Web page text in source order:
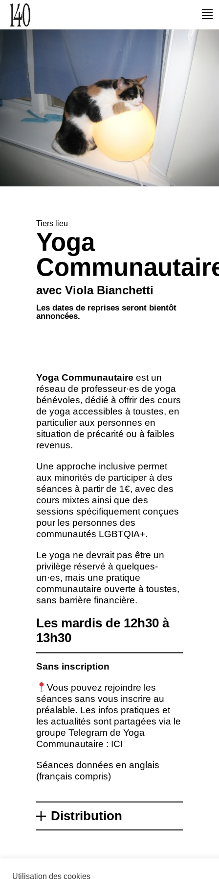
Tiers lieu
Yoga
avec Viola Bianchetti
Les dates de reprises seront bientôt
annoncées.
Yoga Communautaire est un
réseau de professeur·es de yoga
bénévoles, dédié à offrir des cours
de yoga accessibles à toustes, en
particulier aux personnes en
situation de précarité ou à faibles
revenus.
Une approche inclusive permet
aux minorités de participer à des
séances à partir de 1€, avec des
cours mixtes ainsi que des
sessions spécifiquement conçues
pour les personnes des
communautés LGBTQIA+.
Le yoga ne devrait pas être un
privilège réservé à quelques-
un·es, mais une pratique
communautaire ouverte à toustes,
sans barrière financière.
Les mardis de 12h30 à
13h30
Sans inscription
Vous pouvez rejoindre les
séances sans vous inscrire au
préalable. Les infos pratiques et
les actualités sont partagées via le
groupe Telegram de Yoga
Communautaire : ICI
Séances données en anglais
(français compris)
Distribution
Utilisation des cookies